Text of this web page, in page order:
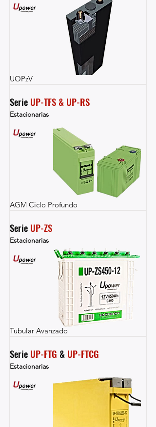
UOPzV
Serie UP-TFS & UP-RS
Estacionarias
AGM Ciclo Profundo
Serie UP-ZS
Estacionarias
Tubular Avanzado
Serie UP-FTG & UP-FTCG
Estacionarias